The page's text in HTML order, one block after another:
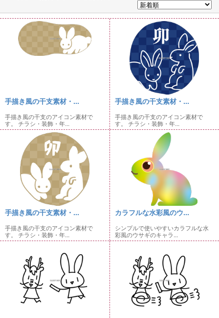
手描き風の干支素材・...
手描き風の干支のアイコン素材で
す。 チラシ・装飾・年...
手描き風の干支素材・...
手描き風の干支のアイコン素材で
す。 チラシ・装飾・年...
手描き風の干支素材・...
手描き風の干支のアイコン素材で
す。 チラシ・装飾・年...
カラフルな水彩風のウ...
シンプルで使いやすいカラフルな水
彩風のウサギのキャラ...